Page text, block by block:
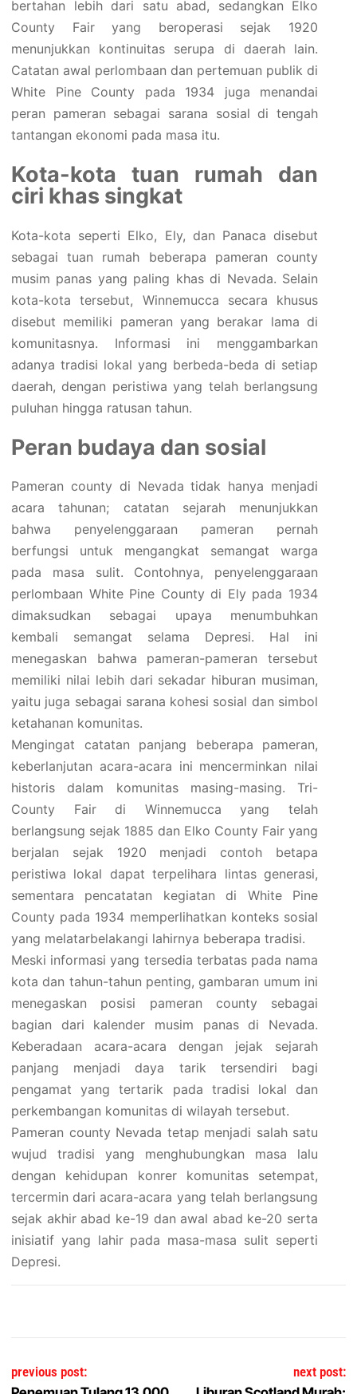
bertahan lebih dari satu abad, sedangkan Elko
County Fair yang beroperasi sejak 1920
menunjukkan kontinuitas serupa di daerah lain.
Catatan awal perlombaan dan pertemuan publik di
White Pine County pada 1934 juga menandai
peran pameran sebagai sarana sosial di tengah
tantangan ekonomi pada masa itu.
Kota-kota tuan rumah dan
ciri khas singkat
Kota-kota seperti Elko, Ely, dan Panaca disebut
sebagai tuan rumah beberapa pameran county
musim panas yang paling khas di Nevada. Selain
kota-kota tersebut, Winnemucca secara khusus
disebut memiliki pameran yang berakar lama di
komunitasnya. Informasi ini menggambarkan
adanya tradisi lokal yang berbeda-beda di setiap
daerah, dengan peristiwa yang telah berlangsung
puluhan hingga ratusan tahun.
Peran budaya dan sosial
Pameran county di Nevada tidak hanya menjadi
acara tahunan; catatan sejarah menunjukkan
bahwa penyelenggaraan pameran pernah
berfungsi untuk mengangkat semangat warga
pada masa sulit. Contohnya, penyelenggaraan
perlombaan White Pine County di Ely pada 1934
dimaksudkan sebagai upaya menumbuhkan
kembali semangat selama Depresi. Hal ini
menegaskan bahwa pameran-pameran tersebut
memiliki nilai lebih dari sekadar hiburan musiman,
yaitu juga sebagai sarana kohesi sosial dan simbol
ketahanan komunitas.
Mengingat catatan panjang beberapa pameran,
keberlanjutan acara-acara ini mencerminkan nilai
historis dalam komunitas masing-masing. Tri-
County Fair di Winnemucca yang telah
berlangsung sejak 1885 dan Elko County Fair yang
berjalan sejak 1920 menjadi contoh betapa
peristiwa lokal dapat terpelihara lintas generasi,
sementara pencatatan kegiatan di White Pine
County pada 1934 memperlihatkan konteks sosial
yang melatarbelakangi lahirnya beberapa tradisi.
Meski informasi yang tersedia terbatas pada nama
kota dan tahun-tahun penting, gambaran umum ini
menegaskan posisi pameran county sebagai
bagian dari kalender musim panas di Nevada.
Keberadaan acara-acara dengan jejak sejarah
panjang menjadi daya tarik tersendiri bagi
pengamat yang tertarik pada tradisi lokal dan
perkembangan komunitas di wilayah tersebut.
Pameran county Nevada tetap menjadi salah satu
wujud tradisi yang menghubungkan masa lalu
dengan kehidupan konrer komunitas setempat,
tercermin dari acara-acara yang telah berlangsung
sejak akhir abad ke-19 dan awal abad ke-20 serta
inisiatif yang lahir pada masa-masa sulit seperti
Depresi.
Post navigation
previous post:
next post: